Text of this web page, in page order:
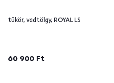
tükör, vadtölgy, ROYAL LS
60 900 Ft